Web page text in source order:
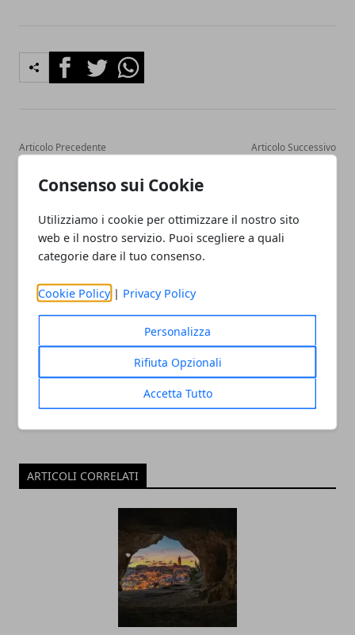
Consenso sui Cookie
Utilizziamo i cookie per ottimizzare il nostro sito
web e il nostro servizio. Puoi scegliere a quali
categorie dare il tuo consenso.
Cookie Policy | Privacy Policy
Personalizza
Rifiuta Opzionali
Accetta Tutto
FacebookTwitterWhatsapp
Articolo Precedente
situazione degli edifici
Articolo Successivo
Redazione
ARTICOLI CORRELATI